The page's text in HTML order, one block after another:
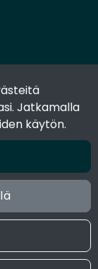
Jatkamalla
käytön.